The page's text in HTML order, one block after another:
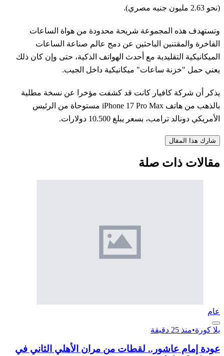
(نحو 2.63 مليون جنيه مصري).
وتستهدف هذه المجموعة شريحة محدودة من هواة الساعات
الفاخرة والمقتنين الباحثين عن دمج عالم صناعة الساعات
الميكانيكية التقليدية مع أحدث الهواتف الذكية، حتى وإن كان ذلك
يعني حمل "خزنة ساعات" ميكانيكية داخل الجيب.
يذكر أن شركة كافيار كانت قد كشفت مؤخرا عن نسخة مطلية
بالذهب من هاتف iPhone 17 Pro Max مستوحاة من الرئيس
الأمريكي دونالد ترامب، بسعر يبلغ 10.500 دولارات.
شارك هذا المقال
مقالات ذات صلة
عام
يلا كورة•منذ 25 دقيقة
عودة إمام عاشور.. لقطات من مران الأهلي الثاني في